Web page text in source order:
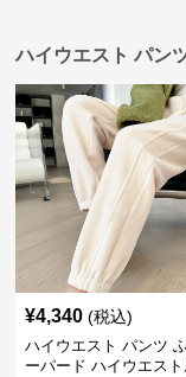
ハイウエスト パン
¥4,340 (税込)
ハイウエスト パンツ
ーパード ハイウエス